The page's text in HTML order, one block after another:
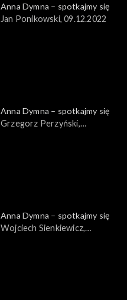
Anna Dymna – spotkajmy się
Jan Ponikowski, 09.12.2022
Anna Dymna – spotkajmy się
Grzegorz Perzyński,
Anna Dymna – spotkajmy się
Wojciech Sienkiewicz,